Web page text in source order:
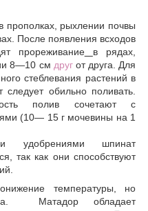
прополках, рыхлении почвы
После появления всходов
прореживание
в рядах,
8—10 см другот друга. Для
стеблевания растений в
обильно поливать.
полив сочетают с
(10— 15 г мочевины на 1
удобрениями шпинат
так как они способствуют
температуры, но
Матадор обладает